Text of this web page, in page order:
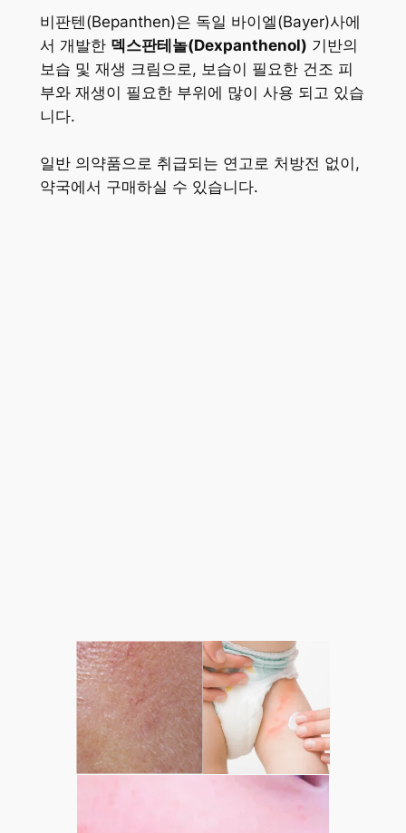
비판텐(Bepanthen)은 독일 바이엘(Bayer)사에
서 개발한 덱스판테놀(Dexpanthenol) 기반의
보습 및 재생 크림으로, 보습이 필요한 건조 피
부와 재생이 필요한 부위에 많이 사용 되고 있습
니다.
일반 의약품으로 취급되는 연고로 처방전 없이,
약국에서 구매하실 수 있습니다.